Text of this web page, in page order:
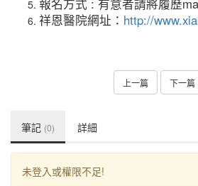
報名方式 : 有意者請將履歷
祥恩醫院網址： http://
上一篇 下一篇
筆記 (0) 詳細
未登入或權限不足!